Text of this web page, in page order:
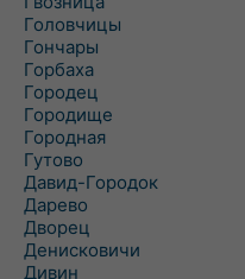
Головчицы
Гончары
Горбаха
Городец
Городище
Городная
Гутово
Давид-Городок
Дарево
Дворец
Денисковичи
Дивин